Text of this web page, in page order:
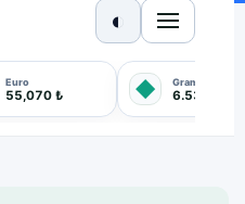
Euro
55,070 ₺ ◆ Gram Altın
6.530,850
◐